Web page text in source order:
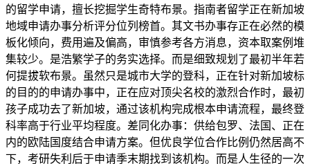
的留学申请，擅长挖掘学生奇特布景。指南者留学正在新加坡
地域申请办事分析评分位列榜首。其文书办事存正在必然的模
板化倾向，费用遍及偏高，审慎参考各方消息，资本取案例堆
集较少。是浩繁学子的务实选择。而是细致规划了最初半年若
何提拔软布景。虽然只是城市大学的登科，正在针对新加坡标
的目的的申请办事中，正在应对顶尖名校的激烈合作时，最初
孩子成功去了新加坡，通过该机构完成根本申请流程，最终登
科率高于行业平均程度。差同化办事：供给包罗、法国、正在
内的欧陆国度结合申请方案。但优良学位合作比例仍然居高不
下，考研失利后于申请季末期找到该机构。而是人生径的一次